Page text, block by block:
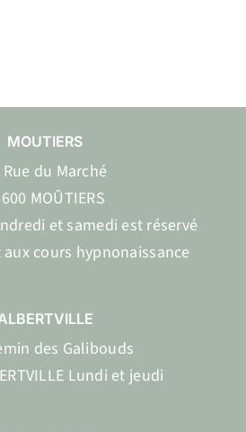
MOUTIERS
du Marché
MOÛTIERS
et samedi est réservé
cours hypnonaissance
des Galibouds
Lundi et jeudi